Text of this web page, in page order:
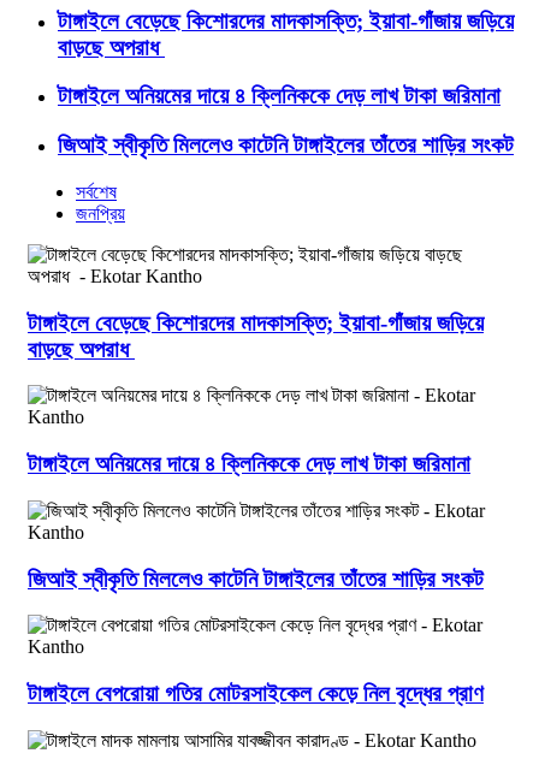
টাঙ্গাইলে বেড়েছে কিশোরদের মাদকাসক্তি; ইয়াবা-গাঁজায় জড়িয়ে
বাড়ছে অপরাধ
টাঙ্গাইলে অনিয়মের দায়ে ৪ ক্লিনিককে দেড় লাখ টাকা জরিমানা
জিআই স্বীকৃতি মিললেও কাটেনি টাঙ্গাইলের তাঁতের শাড়ির সংকট
সর্বশেষ
জনপ্রিয়
টাঙ্গাইলে বেড়েছে কিশোরদের মাদকাসক্তি; ইয়াবা-গাঁজায় জড়িয়ে
বাড়ছে অপরাধ
টাঙ্গাইলে অনিয়মের দায়ে ৪ ক্লিনিককে দেড় লাখ টাকা জরিমানা
জিআই স্বীকৃতি মিললেও কাটেনি টাঙ্গাইলের তাঁতের শাড়ির সংকট
টাঙ্গাইলে বেপরোয়া গতির মোটরসাইকেল কেড়ে নিল বৃদ্ধের প্রাণ